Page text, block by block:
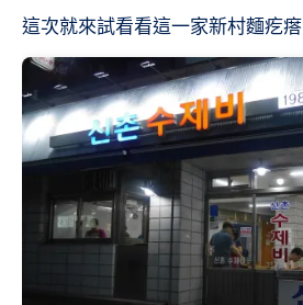
這次就來試看看這一家新村麵疙瘩